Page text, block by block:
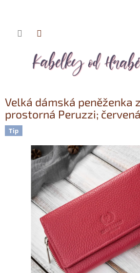
Přejít
Velká dámská peněženka
prostorná Peruzzi; červená
Tip